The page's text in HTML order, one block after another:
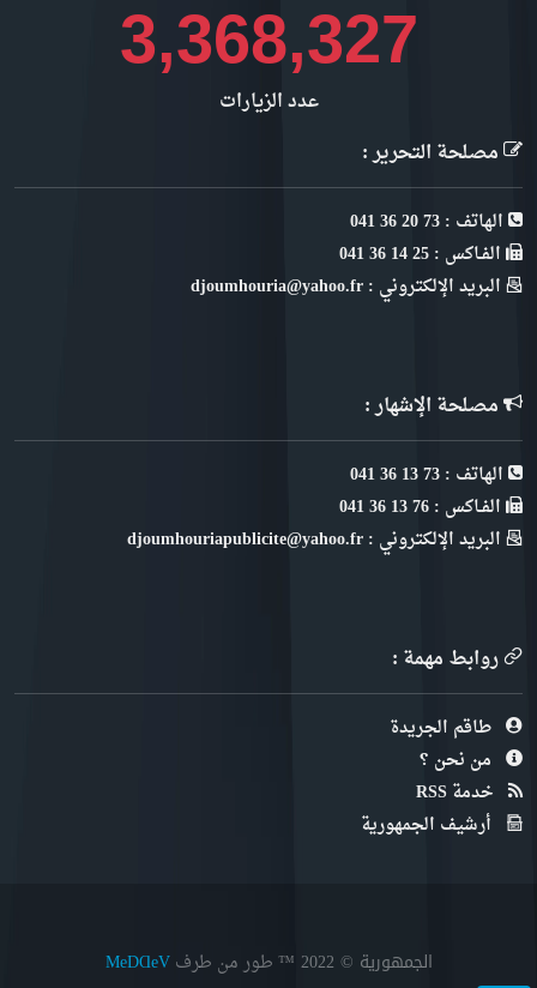
3,907,251
عدد الزيارات
مصلحة التحرير :
الهاتف : 73 20 36 041
الفـاكس : 25 14 36 041
البريد الإلكتروني : djoumhouria@yahoo.fr
مصلحة الإشهار :
الهاتف : 73 13 36 041
الفـاكس : 76 13 36 041
البريد الإلكتروني : djoumhouriapublicite@yahoo.fr
روابط مهمة :
طاقم الجريدة
من نحن ؟
خدمة RSS
أرشيف الجمهورية
الجمهورية © 2022 ™ طور من طرفMeDⱭeV